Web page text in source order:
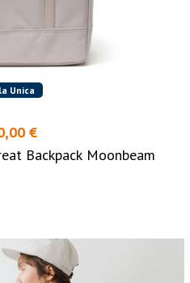
Unica
€
Backpack Moonbeam